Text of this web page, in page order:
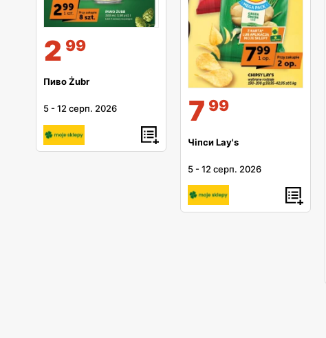
2 99
Пиво Żubr
5 -12 серп. 2026 7 99
Чіпси Lay's
5 -12 серп. 2026